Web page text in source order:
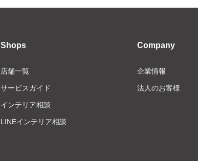
Shops
店舗一覧
サービスガイド
インテリア相談
LINEインテリア相談
Company
企業情報
法人のお客様